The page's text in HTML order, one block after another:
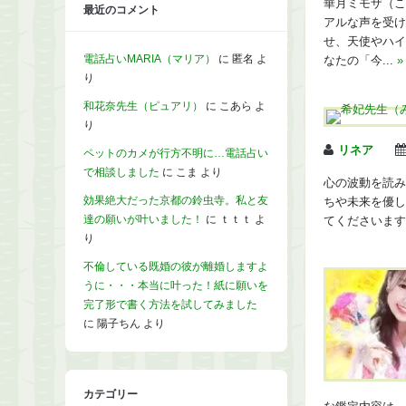
華月ミモザ（
アルな声を受
せ、天使やハ
なたの「今... »
リネア
心の波動を読
ちや未来を優
てくださいま
最近のコメント
電話占いMARIA（マリア） に 匿名 よ
り
和花奈先生（ピュアリ） に こあら よ
り
ペットのカメが行方不明に…電話占い
で相談しました に こま より
効果絶大だった京都の鈴虫寺。私と友
達の願いが叶いました！
に ｔｔｔ よ
り
不倫している既婚の彼が離婚しますよ
うに・・・本当に叶った！紙に願いを
完了形で書く方法を試してみました
に 陽子ちん より
カテゴリー